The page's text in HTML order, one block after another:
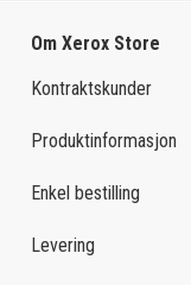
Om Xerox Store
Kontraktskunder
Produktinformasjon
Enkel bestilling
Levering